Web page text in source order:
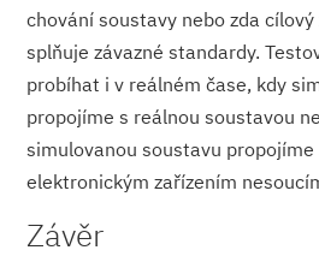
chování soustavy nebo zda
splňuje závazné standardy.
probíhat i v reálném čase, kdy
propojíme s reálnou soustavou
simulovanou soustavu propojíme
elektronickým zařízením
Závěr